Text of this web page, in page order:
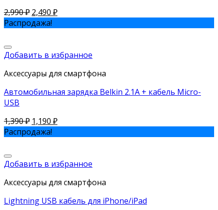
2,990₽ 2,490 ₽
Распродажа!
Добавить в избранное
Аксессуары для смартфона
Автомобильная зарядка Belkin 2.1A + кабель Micro-
USB
1,390₽ 1,190 ₽
Распродажа!
Добавить в избранное
Аксессуары для смартфона
Lightning USB кабель для iPhone/iPad